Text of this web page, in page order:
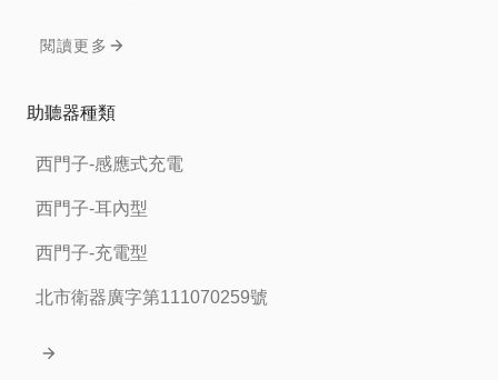
閱讀更多
助聽器種類
西門子-感應式充電
西門子-耳內型
西門子-充電型
北市衛器廣字第111070259號